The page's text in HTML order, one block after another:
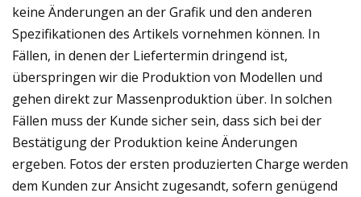
keine Änderungen an der Grafik und den anderen
Spezifikationen des Artikels vornehmen können. In
Fällen, in denen der Liefertermin dringend ist,
überspringen wir die Produktion von Modellen und
gehen direkt zur Massenproduktion über. In solchen
Fällen muss der Kunde sicher sein, dass sich bei der
Bestätigung der Produktion keine Änderungen
ergeben. Fotos der ersten produzierten Charge werden
dem Kunden zur Ansicht zugesandt, sofern genügend